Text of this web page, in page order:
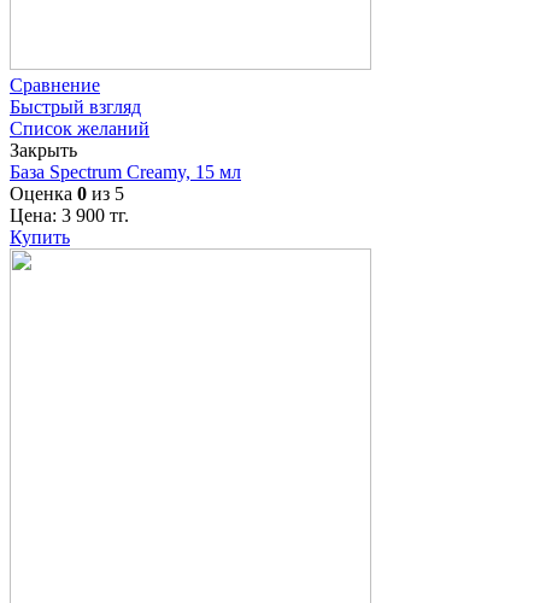
Сравнение
Быстрый взгляд
Список желаний
Закрыть
База Spectrum Creamy, 15 мл
Оценка 0 из 5
Цена: 3 900 тг.
Купить